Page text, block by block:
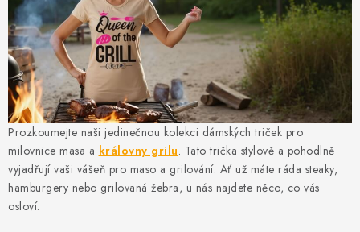
VLASTNÍ MOTIV
TRIČKA
MIKINY
OKAMŽITĚ K ODBĚRU
B2B
Prozkoumejte naši jedinečnou kolekci dámských triček pro
milovnice masa a královny grilu. Tato trička stylově a pohodlně
vyjadřují vaši vášeň pro maso a grilování. Ať už máte ráda steaky,
hamburgery nebo grilovaná žebra, u nás najdete něco, co vás
osloví.